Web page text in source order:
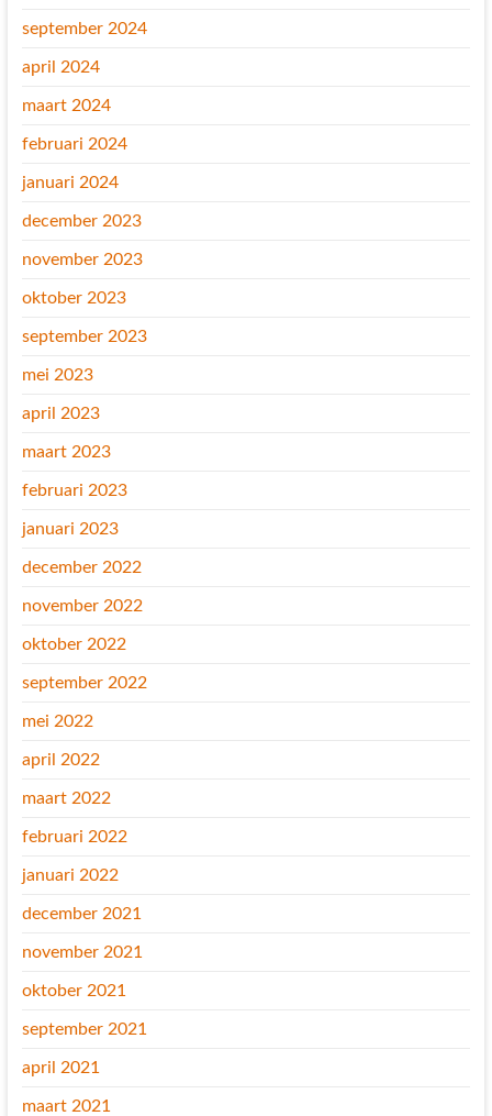
september 2024
april 2024
maart 2024
februari 2024
januari 2024
december 2023
november 2023
oktober 2023
september 2023
mei 2023
april 2023
maart 2023
februari 2023
januari 2023
december 2022
november 2022
oktober 2022
september 2022
mei 2022
april 2022
maart 2022
februari 2022
januari 2022
december 2021
november 2021
oktober 2021
september 2021
april 2021
maart 2021